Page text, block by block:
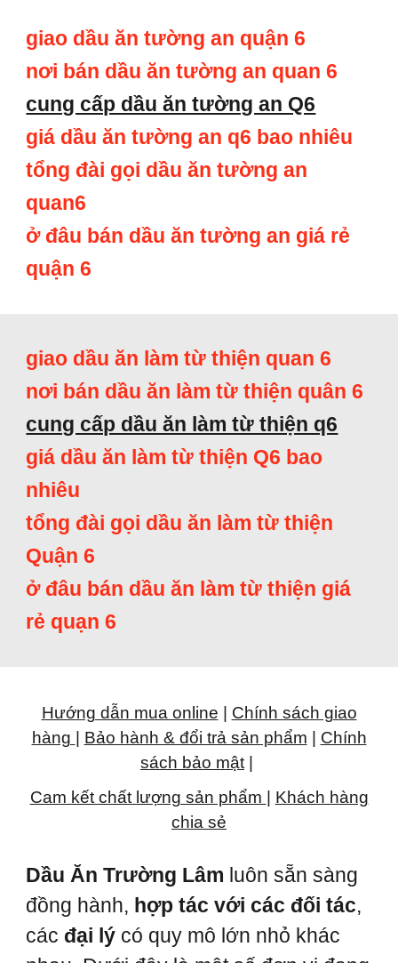
giao dầu ăn tường an quận 6
nơi bán dầu ăn tường an quan 6
cung cấp dầu ăn tường an Q6
giá dầu ăn tường an q6 bao nhiêu
tổng đài gọi dầu ăn tường an
quan6
ở đâu bán dầu ăn tường an giá rẻ
quận 6
giao dầu ăn làm từ thiện quan 6
nơi bán dầu ăn làm từ thiện quân 6
cung cấp dầu ăn làm từ thiện q6
giá dầu ăn làm từ thiện Q6 bao
nhiêu
tổng đài gọi dầu ăn làm từ thiện
Quận 6
ở đâu bán dầu ăn làm từ thiện giá
rẻ quạn 6
Hướng dẫn mua online
Chính sách giao
hàng
Bảo hành & đổi trả sản phẩm
Chính
sách bảo mật
Cam kết chất lượng sản phẩm | Khách hàng
chia sẻ
Dầu Ăn Trường Lâm luôn sẵn sàng
đồng hành, hợp tác với các đối tác,
các đại lý có quy mô lớn nhỏ khác